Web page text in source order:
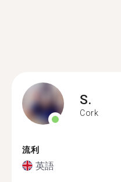
S.
Cork
流利
英語